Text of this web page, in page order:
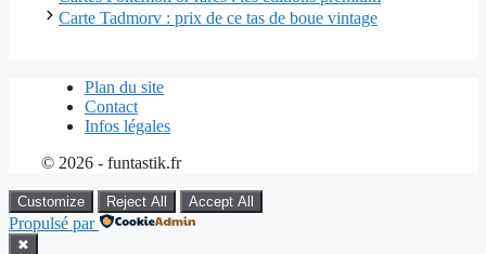
Carte Tadmorv : prix de ce tas de boue vintage
Plan du site
Contact
Infos légales
© 2026 - funtastik.fr
Customize Reject All Accept All
Propulsé par
✖